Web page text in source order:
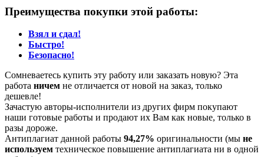
Преимущества покупки этой работы:
Взял и сдал!
Быстро!
Безопасно!
Сомневаетесь купить эту работу или заказать новую? Эта
работа ничем не отличается от новой на заказ, только
дешевле!
Зачастую авторы-исполнители из других фирм покупают
наши готовые работы и продают их Вам как новые, только в
разы дороже.
Антиплагиат данной работы 94,27% оригинальности (мы не
используем техническое повышение антиплагиата ни в одной